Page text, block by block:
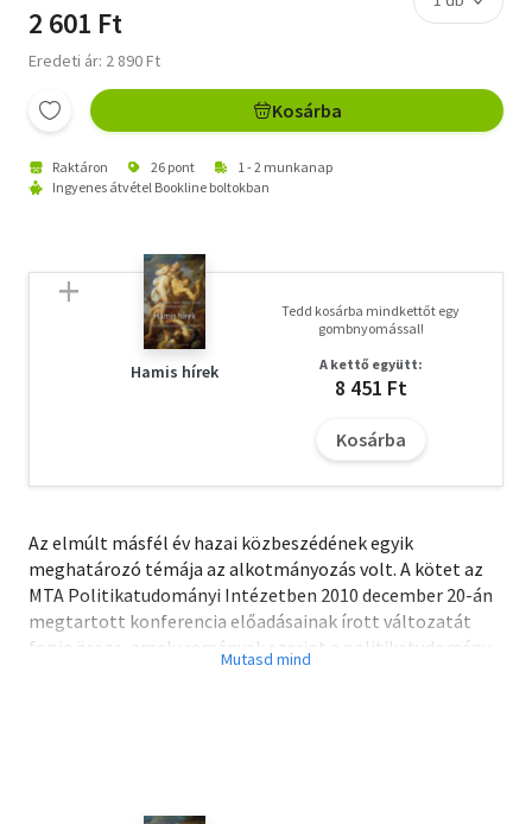
2 601 Ft
Eredeti ár: 2 890 Ft
Kosárba
Raktáron 26 pont
1 - 2 munkanap
Ingyenes átvétel Bookline boltokban
Hamis hírek
Tedd kosárba mindkettőt egy
gombnyomással!
A kettő együtt:
8 451 Ft
Kosárba
Az elmúlt másfél év hazai közbeszédének egyik
meghatározó témája az alkotmányozás volt. A kötet az
MTA Politikatudományi Intézetben 2010 december 20-án
megtartott konferencia előadásainak írott változatát
fogja össze, amely remények szerint a politikatudomány